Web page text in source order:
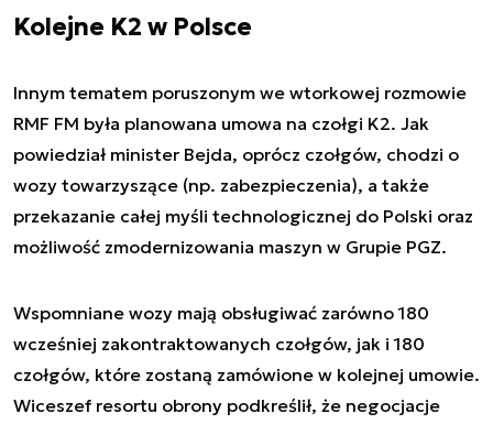
Kolejne K2 w Polsce
Innym tematem poruszonym we wtorkowej rozmowie
RMF FM była planowana umowa na czołgi K2. Jak
powiedział minister Bejda, oprócz czołgów, chodzi o
wozy towarzyszące (np. zabezpieczenia), a także
przekazanie całej myśli technologicznej do Polski oraz
możliwość zmodernizowania maszyn w Grupie PGZ.
Wspomniane wozy mają obsługiwać zarówno 180
wcześniej zakontraktowanych czołgów, jak i 180
czołgów, które zostaną zamówione w kolejnej umowie.
Wiceszef resortu obrony podkreślił, że negocjacje